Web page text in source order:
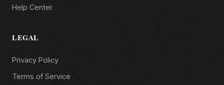
Help Center
LEGAL
Privacy Policy
Terms of Service